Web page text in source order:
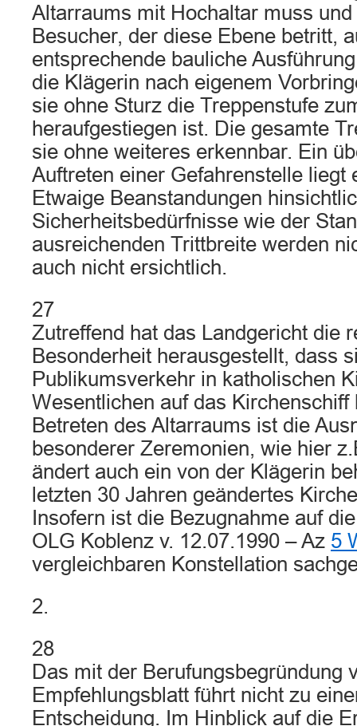
Altarraums mit Hochaltar muss
Besucher, der diese Ebene betritt,
entsprechende bauliche
die Klägerin nach eigenem
sie ohne Sturz die Treppenstufe
heraufgestiegen ist. Die gesamte
sie ohne weiteres erkennbar. Ein
Auftreten einer Gefahrenstelle liegt
Etwaige Beanstandungen
Sicherheitsbedürfnisse wie der
ausreichenden Trittbreite werden
auch nicht ersichtlich.
27
Zutreffend hat das Landgericht die
Besonderheit herausgestellt, dass
Publikumsverkehr in katholischen
Wesentlichen auf das
Betreten des Altarraums ist die
besonderer Zeremonien, wie hier
ändert auch ein von der Klägerin
letzten 30 Jahren geändertes
Insofern ist die Bezugnahme auf
OLG Koblenz v. 12.07.1990 – Az 5
vergleichbaren Konstellation
2.
28
Das mit der Berufungsbegründung
Empfehlungsblatt führt nicht zu
Entscheidung. Im Hinblick auf die